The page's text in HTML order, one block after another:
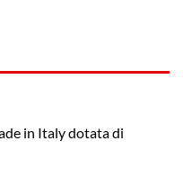
in Italy dotata di